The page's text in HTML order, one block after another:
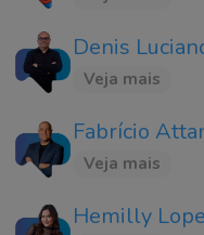
Denis
Veja mais
Fabrício
Veja mais
Hemilly